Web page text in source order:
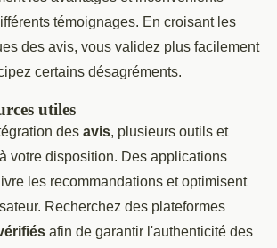
témoignages. En croisant les
des avis, vous validez plus facilement
certains désagréments.
utiles
des avis, plusieurs outils et
votre disposition. Des applications
les recommandations et optimisent
Recherchez des plateformes
afin de garantir l'authenticité des